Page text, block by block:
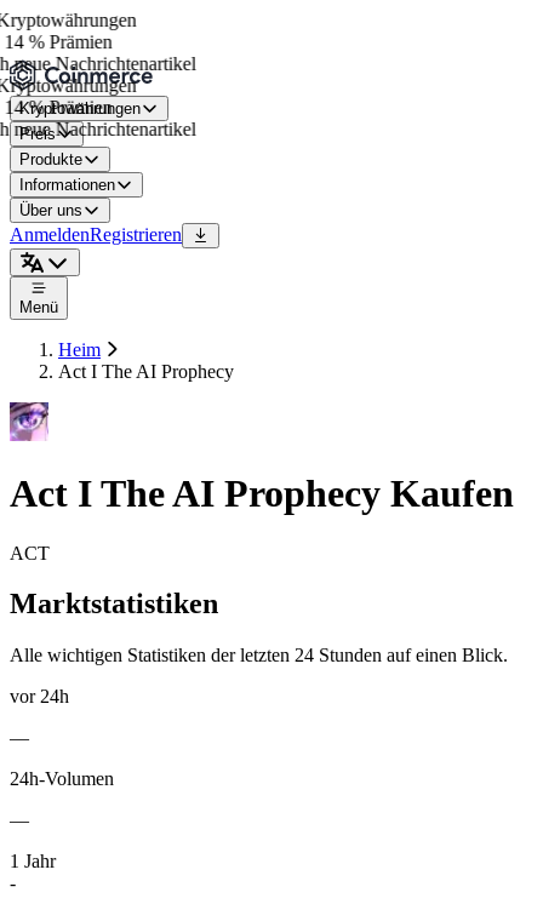
% Prämien
Nachrichtenartikel
% Prämien
Nachrichtenartikel
Kryptowährungen
Preis
Produkte
Informationen
Über uns
AnmeldenRegistrieren
Menü
Heim
Act I The AI Prophecy
Act I The AI Prophecy Kaufen
ACT
Marktstatistiken
Alle wichtigen Statistiken der letzten 24 Stunden auf einen Blick.
vor 24h
—
24h-Volumen
—
1 Jahr
-